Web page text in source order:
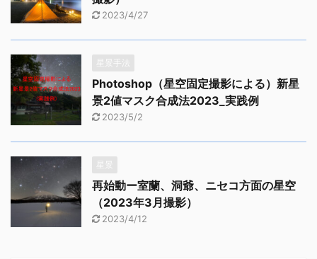
2023/4/27
星景手法
Photoshop（星空固定撮影による）新星
景2値マスク合成法2023_実践例
2023/5/2
星景
再始動ー室蘭、洞爺、ニセコ方面の星空
（2023年3月撮影）
2023/4/12